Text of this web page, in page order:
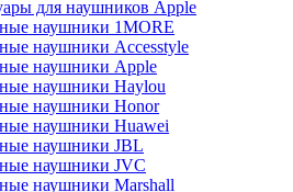
для наушников Apple
наушники 1MORE
наушники Accesstyle
наушники Apple
наушники Haylou
наушники Honor
наушники Huawei
наушники JBL
наушники JVC
наушники Marshall